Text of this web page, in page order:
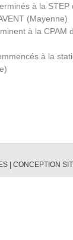
à la STEP
(Mayenne)
à la CPAM
à la
| CONCEPTION